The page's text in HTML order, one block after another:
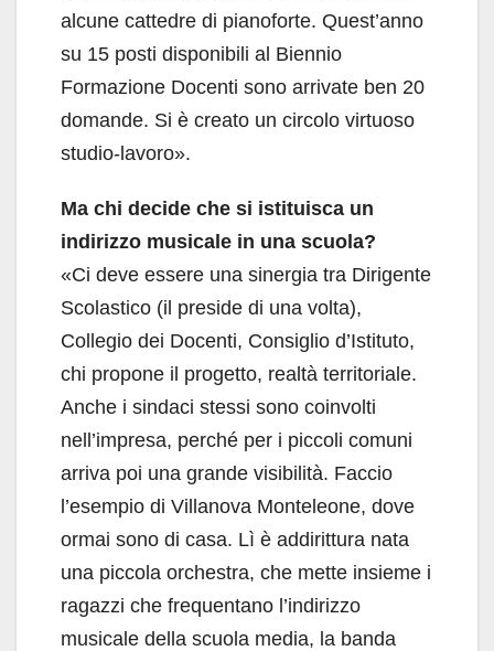
alcune cattedre di pianoforte. Quest’anno
su 15 posti disponibili al Biennio
Formazione Docenti sono arrivate ben 20
domande. Si è creato un circolo virtuoso
studio-lavoro».
Ma chi decide che si istituisca un
indirizzo musicale in una scuola?
«Ci deve essere una sinergia tra Dirigente
Scolastico (il preside di una volta),
Collegio dei Docenti, Consiglio d’Istituto,
chi propone il progetto, realtà territoriale.
Anche i sindaci stessi sono coinvolti
nell’impresa, perché per i piccoli comuni
arriva poi una grande visibilità. Faccio
l’esempio di Villanova Monteleone, dove
ormai sono di casa. Lì è addirittura nata
una piccola orchestra, che mette insieme i
ragazzi che frequentano l’indirizzo
musicale della scuola media, la banda